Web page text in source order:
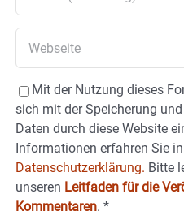
Mit der Nutzung dieses
sich mit der Speicherung
Daten durch diese Website
Informationen erfahren Sie
Datenschutzerklärung. Bitte
unseren Leitfaden für die
Kommentaren. *